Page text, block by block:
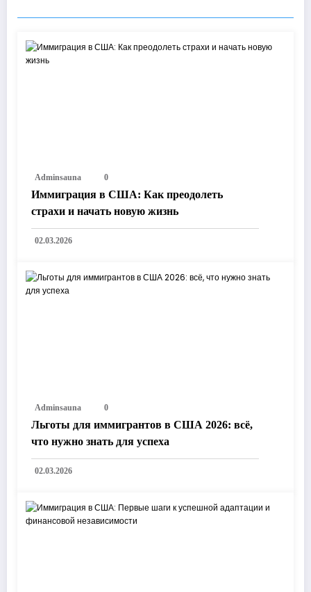
Adminsauna 0
Иммиграция в США: Как преодолеть
страхи и начать новую жизнь
02.03.2026
Adminsauna 0
Льготы для иммигрантов в США 2026: всё,
что нужно знать для успеха
02.03.2026